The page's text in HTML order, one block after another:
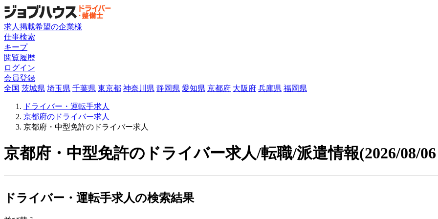
求人掲載希望の企業様
仕事検索
キープ
閲覧履歴
ログイン
会員登録
全国 茨城県 埼玉県 千葉県 東京都 神奈川県 静岡県 愛知県 京都府 大阪府 兵庫県 福岡県
ドライバー・運転手求人
京都府のドライバー求人
京都府・中型免許のドライバー求人
京都府・中型免許のドライバー求人/転職/派遣情報(2026/08/
ドライバー・運転手求人の検索結果